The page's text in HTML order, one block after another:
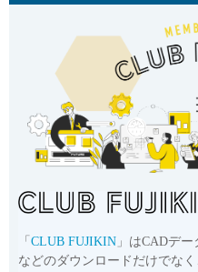
「 CLUB FUJIKIN 」はCADデ
などのダウンロードだけでな